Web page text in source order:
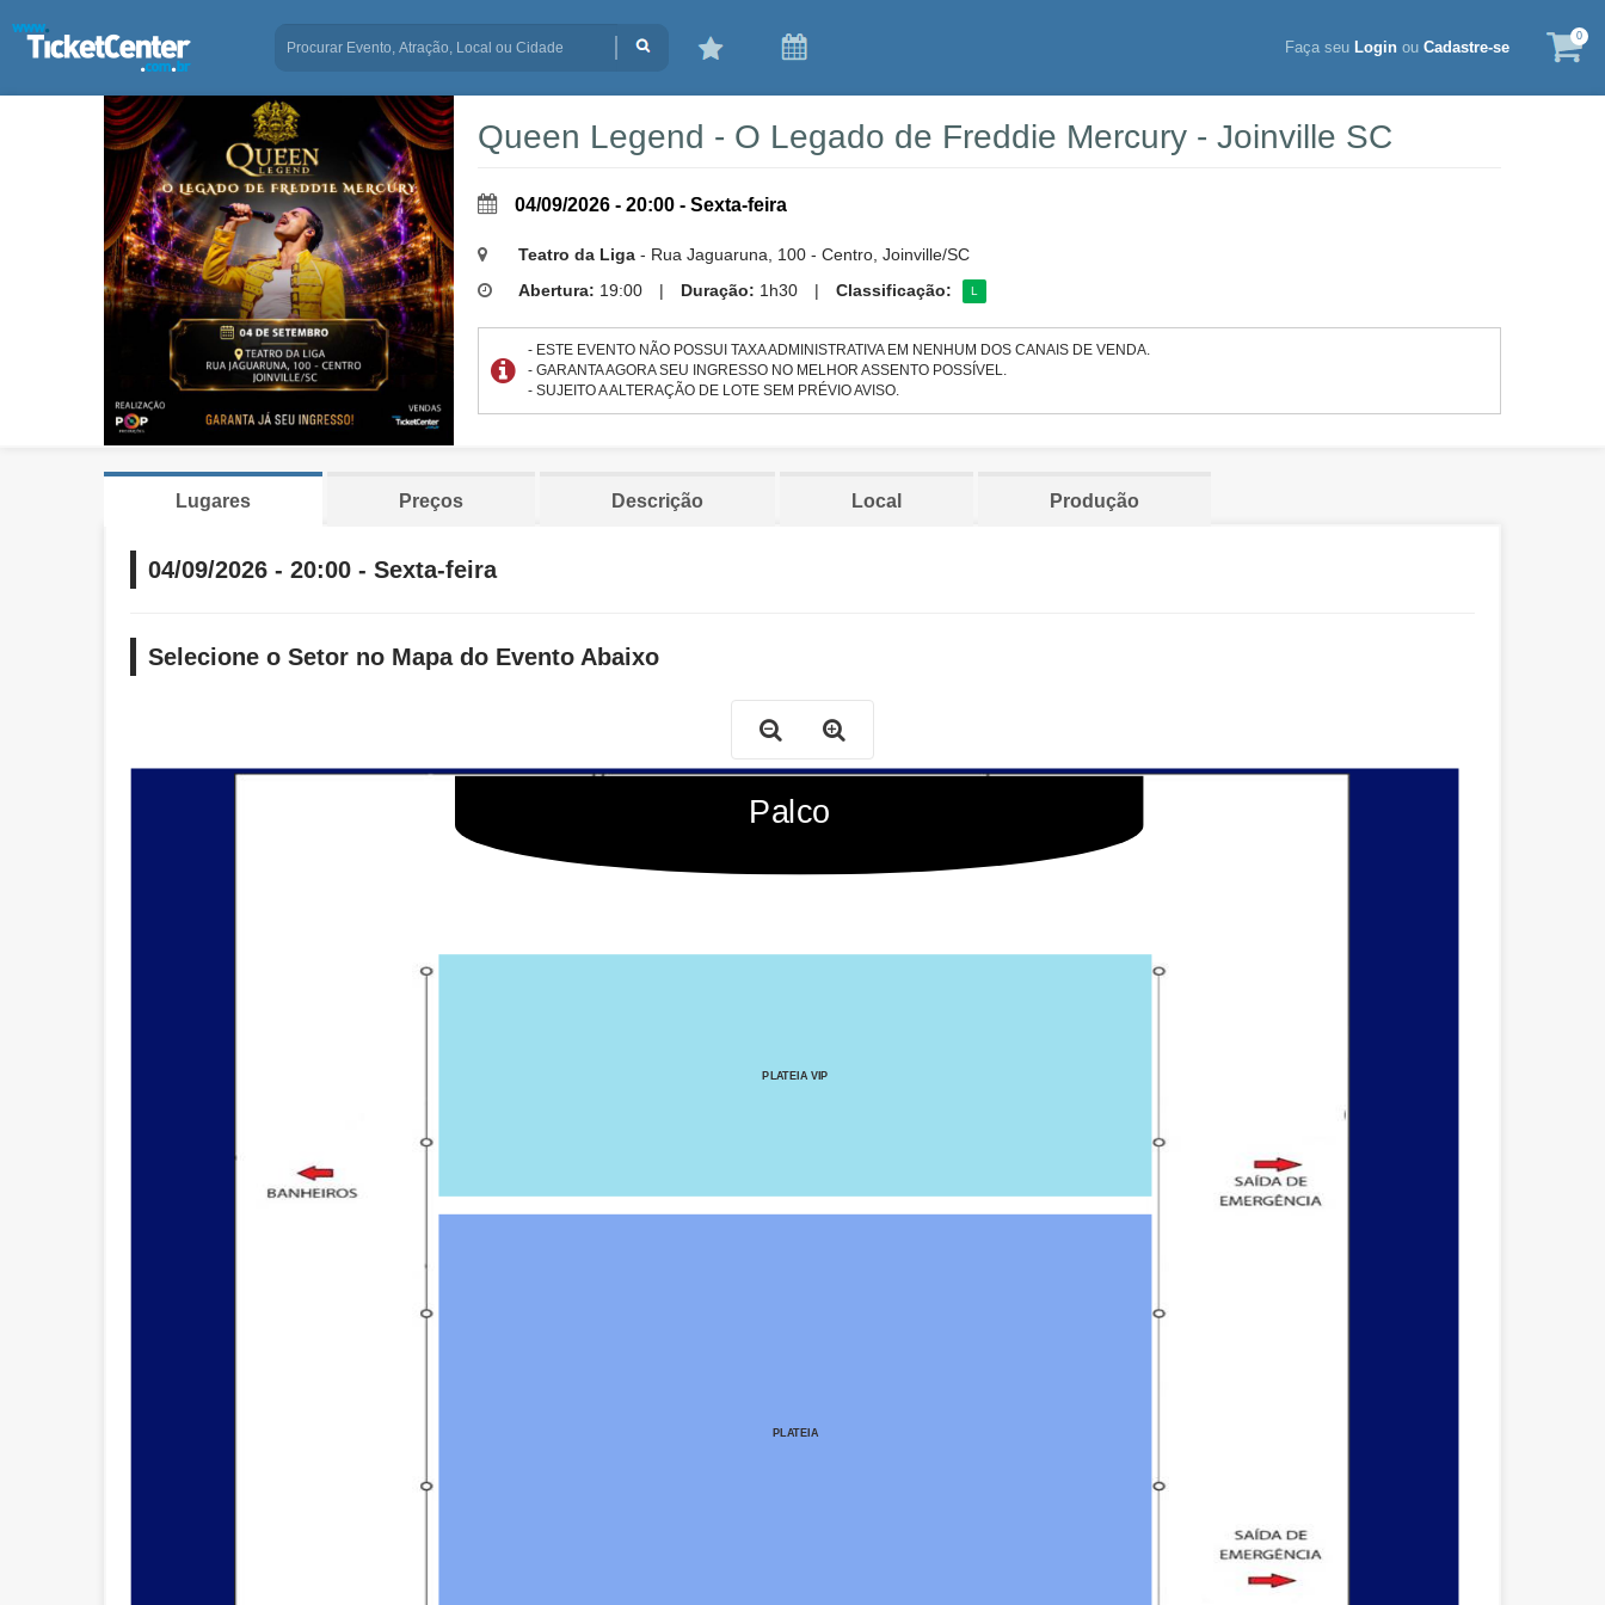
Faça seu Login ou Cadastre-se
0
Queen Legend - O Legado de Freddie Mercury - Joinville SC
04/09/2026 - 20:00 - Sexta-feira
Teatro da Liga- Rua Jaguaruna, 100 - Centro, Joinville/SC
Abertura: 19:00 | Duração: 1h30 | Classificação: L
- ESTE EVENTO NÃO POSSUI TAXA ADMINISTRATIVA EM NENHUM DOS CANAIS DE VENDA.
- GARANTA AGORA SEU INGRESSO NO MELHOR ASSENTO POSSÍVEL.
- SUJEITO A ALTERAÇÃO DE LOTE SEM PRÉVIO AVISO.
Lugares Preços Descrição Local Produção
04/09/2026 - 20:00 - Sexta-feira
Selecione o Setor no Mapa do Evento Abaixo
PLATEIA
Palco
PLATEIA VIP